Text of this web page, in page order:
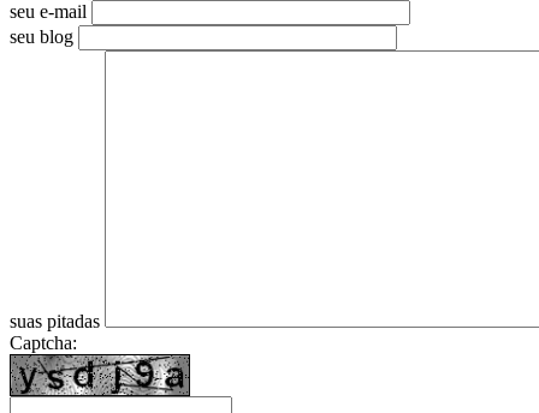
seu e-mail
seu blog
suas pitadas
Captcha: